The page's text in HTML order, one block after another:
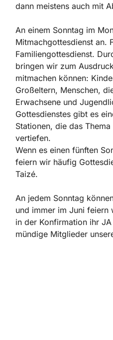
dann meistens auch mit
An einem Sonntag im
Mitmachgottesdienst an.
Familiengottesdienst.
bringen wir zum
mitmachen können:
Großeltern, Menschen,
Erwachsene und
Gottesdienstes gibt es
Stationen, die das
vertiefen.
Wenn es einen fünften
feiern wir häufig
Taizé.
An jedem Sonntag
und immer im Juni feiern
in der Konfirmation ihr
mündige Mitglieder